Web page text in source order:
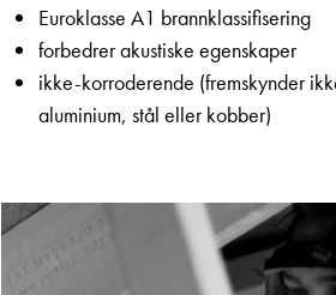
Euroklasse A1 brannklassifisering
forbedrer akustiske egenskaper
ikke-korroderende (fremskynder
aluminium, stål eller kobber)